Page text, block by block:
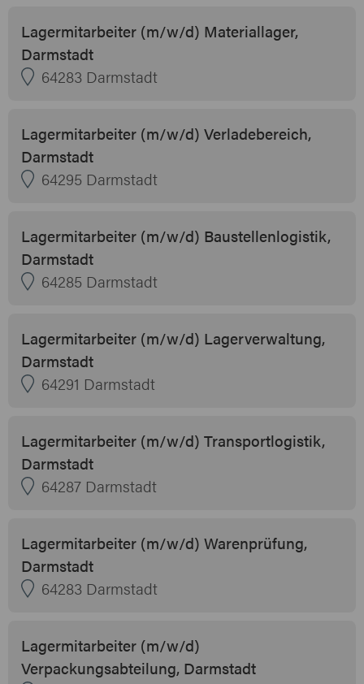
Lagermitarbeiter (m/w/d) Materiallager,
Darmstadt
64283 Darmstadt
Lagermitarbeiter (m/w/d) Verladebereich,
Darmstadt
64295 Darmstadt
Lagermitarbeiter (m/w/d) Baustellenlogistik,
Darmstadt
64285 Darmstadt
Lagermitarbeiter (m/w/d) Lagerverwaltung,
Darmstadt
64291 Darmstadt
Lagermitarbeiter (m/w/d) Transportlogistik,
Darmstadt
64287 Darmstadt
Lagermitarbeiter (m/w/d) Warenprüfung,
Darmstadt
64283 Darmstadt
Lagermitarbeiter (m/w/d)
Verpackungsabteilung, Darmstadt